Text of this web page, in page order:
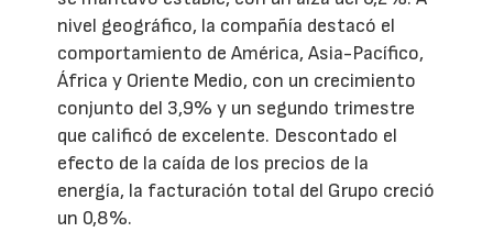
nivel geográfico, la compañía destacó el
comportamiento de América, Asia-Pacífico,
África y Oriente Medio, con un crecimiento
conjunto del 3,9% y un segundo trimestre
que calificó de excelente. Descontado el
efecto de la caída de los precios de la
energía, la facturación total del Grupo creció
un 0,8%.